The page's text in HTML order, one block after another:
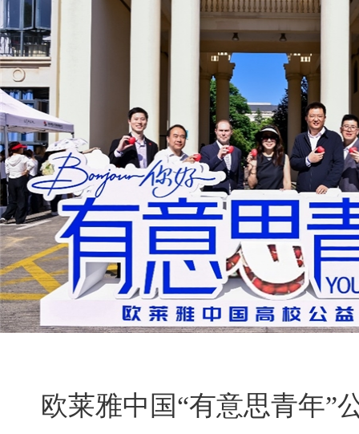
欧莱雅中国“有意思青年”